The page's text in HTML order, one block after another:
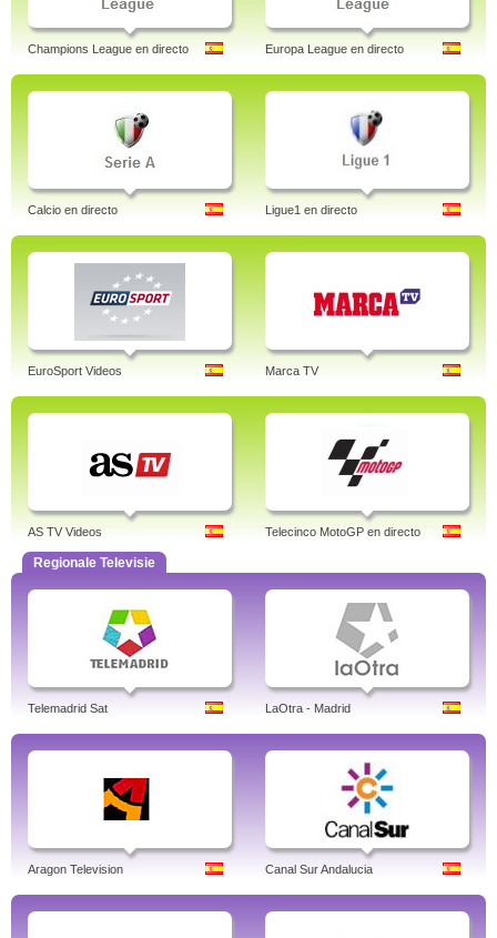
Champions League en directo Europa League en directo
Calcio en directo Ligue1 en directo
EuroSport Videos Marca TV
AS TV Videos Telecinco MotoGP en directo
Regionale Televisie
Telemadrid Sat LaOtra - Madrid
Aragon Television Canal Sur Andalucia